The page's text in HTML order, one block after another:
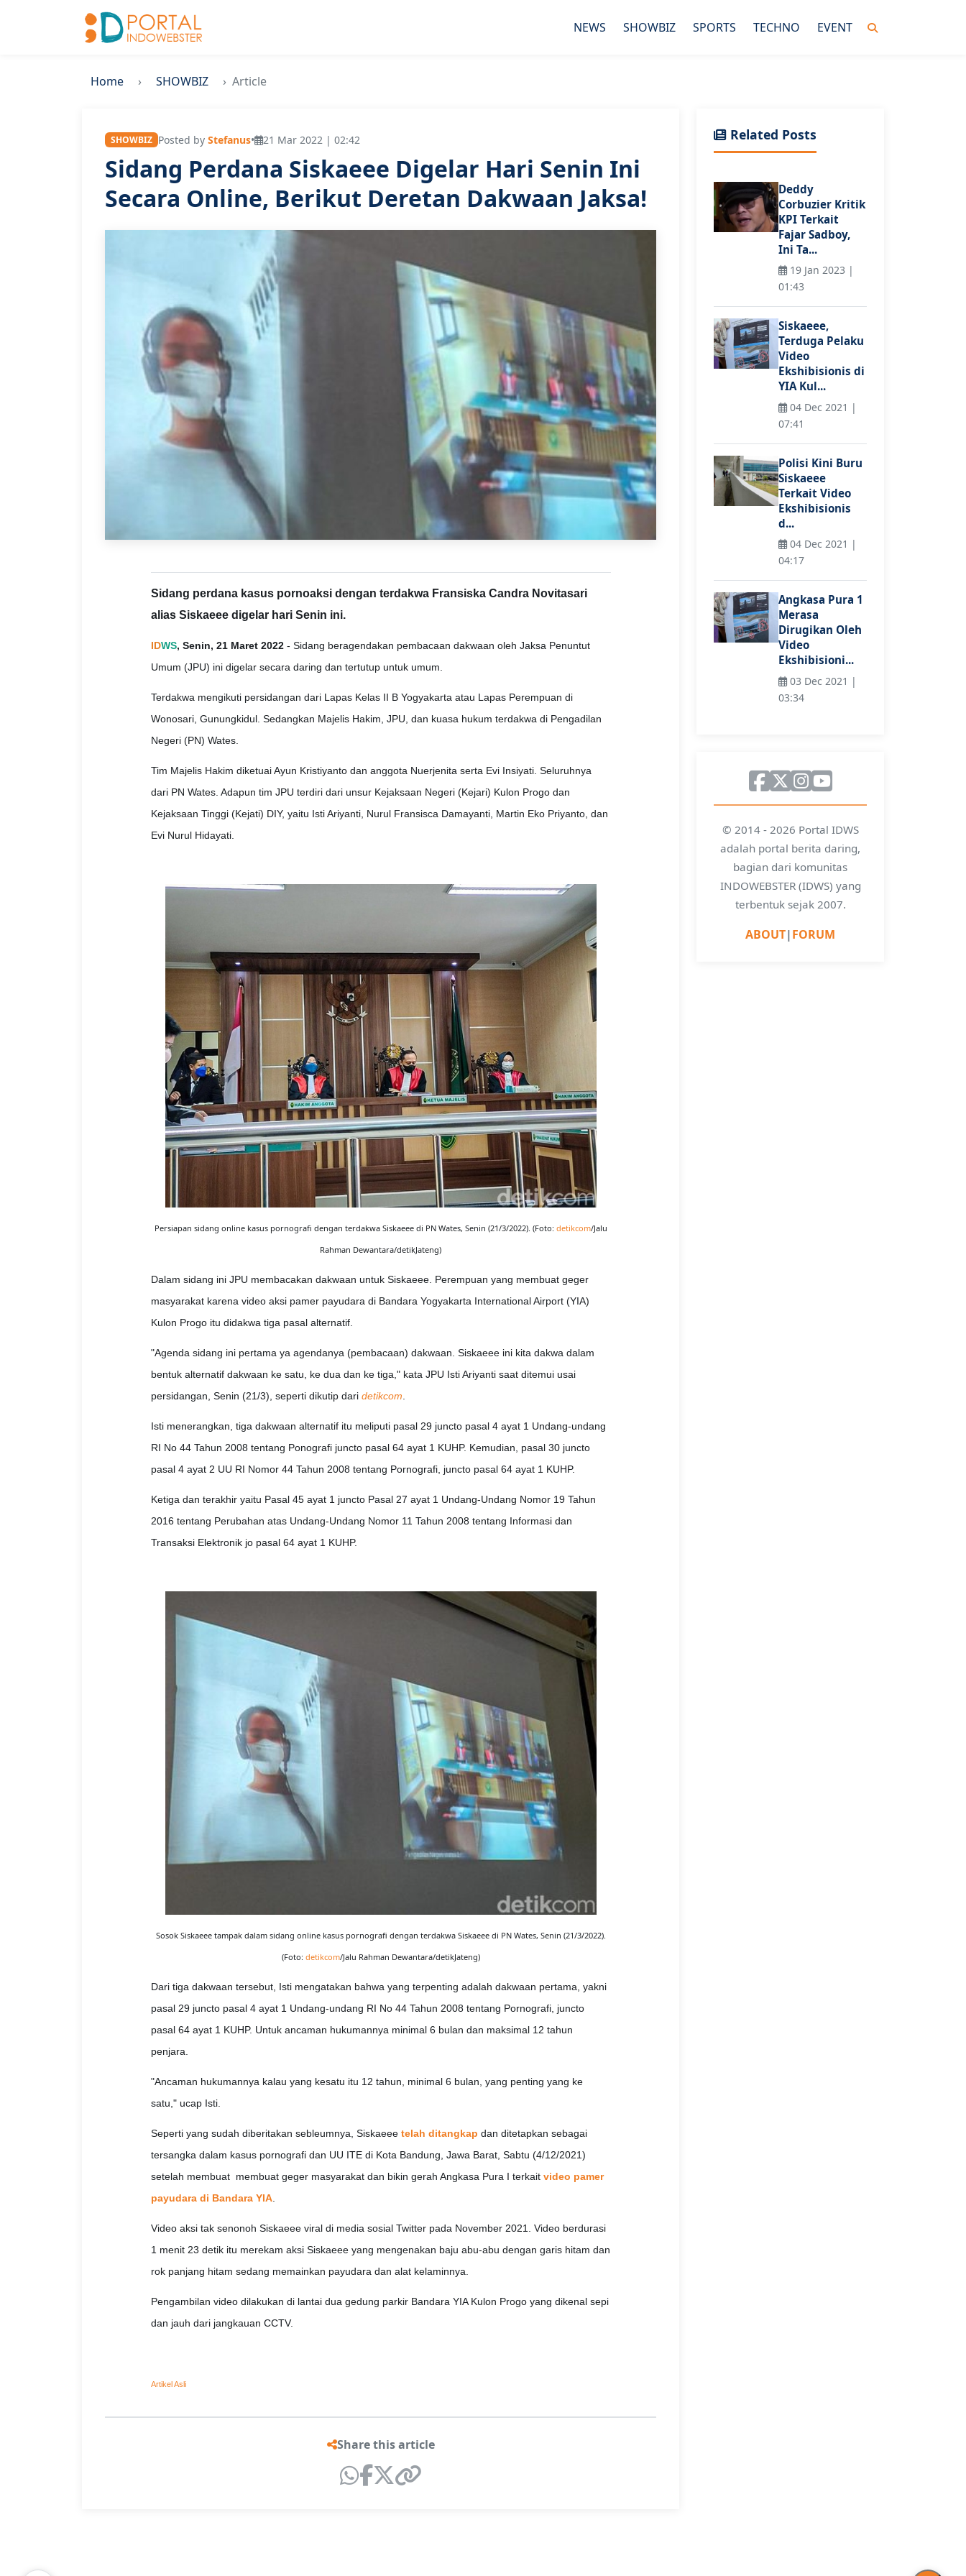
NEWS SHOWBIZ SPORTS TECHNO EVENT
Home SHOWBIZ Article
SHOWBIZ Posted by Stefanus• 21 Mar 2022 | 02:42
Sidang Perdana Siskaeee Digelar Hari Senin Ini
Secara Online, Berikut Deretan Dakwaan Jaksa!
Sidang perdana kasus pornoaksi dengan terdakwa Fransiska Candra Novitasari
alias Siskaeee digelar hari Senin ini.
IDWS, Senin, 21 Maret 2022- Sidang beragendakan pembacaan dakwaan oleh Jaksa Penuntut
Umum (JPU) ini digelar secara daring dan tertutup untuk umum.
Terdakwa mengikuti persidangan dari Lapas Kelas II B Yogyakarta atau Lapas Perempuan di
Wonosari, Gunungkidul. Sedangkan Majelis Hakim, JPU, dan kuasa hukum terdakwa di Pengadilan
Negeri (PN) Wates.
Tim Majelis Hakim diketuai Ayun Kristiyanto dan anggota Nuerjenita serta Evi Insiyati. Seluruhnya
dari PN Wates. Adapun tim JPU terdiri dari unsur Kejaksaan Negeri (Kejari) Kulon Progo dan
Kejaksaan Tinggi (Kejati) DIY, yaitu Isti Ariyanti, Nurul Fransisca Damayanti, Martin Eko Priyanto, dan
Evi Nurul Hidayati.
Persiapan sidang online kasus pornografi dengan terdakwa Siskaeee di PN Wates, Senin (21/3/2022). (Foto: detikcom/Jalu
Rahman Dewantara/detikJateng)
Dalam sidang ini JPU membacakan dakwaan untuk Siskaeee. Perempuan yang membuat geger
masyarakat karena video aksi pamer payudara di Bandara Yogyakarta International Airport (YIA)
Kulon Progo itu didakwa tiga pasal alternatif.
"Agenda sidang ini pertama ya agendanya (pembacaan) dakwaan. Siskaeee ini kita dakwa dalam
bentuk alternatif dakwaan ke satu, ke dua dan ke tiga," kata JPU Isti Ariyanti saat ditemui usai
persidangan, Senin (21/3), seperti dikutip dari detikcom
Isti menerangkan, tiga dakwaan alternatif itu meliputi pasal 29 juncto pasal 4 ayat 1 Undang-undang
RI No 44 Tahun 2008 tentang Ponografi juncto pasal 64 ayat 1 KUHP. Kemudian, pasal 30 juncto
pasal 4 ayat 2 UU RI Nomor 44 Tahun 2008 tentang Pornografi, juncto pasal 64 ayat 1 KUHP.
Ketiga dan terakhir yaitu Pasal 45 ayat 1 juncto Pasal 27 ayat 1 Undang-Undang Nomor 19 Tahun
2016 tentang Perubahan atas Undang-Undang Nomor 11 Tahun 2008 tentang Informasi dan
Transaksi Elektronik jo pasal 64 ayat 1 KUHP.
Sosok Siskaeee tampak dalam sidang online kasus pornografi dengan terdakwa Siskaeee di PN Wates, Senin (21/3/2022).
(Foto: detikcom/Jalu Rahman Dewantara/detikJateng)
Dari tiga dakwaan tersebut, Isti mengatakan bahwa yang terpenting adalah dakwaan pertama, yakni
pasal 29 juncto pasal 4 ayat 1 Undang-undang RI No 44 Tahun 2008 tentang Pornografi, juncto
pasal 64 ayat 1 KUHP. Untuk ancaman hukumannya minimal 6 bulan dan maksimal 12 tahun
penjara.
"Ancaman hukumannya kalau yang kesatu itu 12 tahun, minimal 6 bulan, yang penting yang ke
satu," ucap Isti.
Seperti yang sudah diberitakan sebleumnya, Siskaeee telah ditangkap dan ditetapkan sebagai
tersangka dalam kasus pornografi dan UU ITE di Kota Bandung, Jawa Barat, Sabtu (4/12/2021)
setelah membuat membuat geger masyarakat dan bikin gerah Angkasa Pura I terkait video pamer
payudara di Bandara YIA.
Video aksi tak senonoh Siskaeee viral di media sosial Twitter pada November 2021. Video berdurasi
1 menit 23 detik itu merekam aksi Siskaeee yang mengenakan baju abu-abu dengan garis hitam dan
rok panjang hitam sedang memainkan payudara dan alat kelaminnya.
Pengambilan video dilakukan di lantai dua gedung parkir Bandara YIA Kulon Progo yang dikenal sepi
dan jauh dari jangkauan CCTV.
Artikel Asli
Share this article
Related Posts
Deddy
Corbuzier Kritik
KPI Terkait
Fajar Sadboy,
Ini Ta...
19 Jan 2023 |
01:43
Siskaeee,
Terduga Pelaku
Video
Ekshibisionis di
YIA Kul...
04 Dec 2021 |
07:41
Polisi Kini Buru
Siskaeee
Terkait Video
Ekshibisionis
d...
04 Dec 2021 |
04:17
Angkasa Pura 1
Merasa
Dirugikan Oleh
Video
Ekshibisioni...
03 Dec 2021 |
03:34
© 2014 - 2026 Portal IDWS
adalah portal berita daring,
bagian dari komunitas
INDOWEBSTER (IDWS) yang
terbentuk sejak 2007.
ABOUT|FORUM